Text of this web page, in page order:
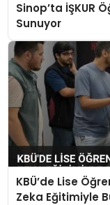
Sinop’ta İŞKUR
Sunuyor
KBÜ’de Lise
Zeka Eğitimiyle